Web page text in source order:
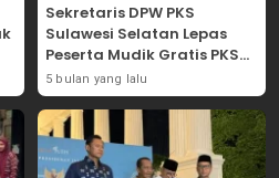
Sekretaris DPW PKS
Sulawesi Selatan Lepas
Peserta Mudik Gratis PKS
2026
5 bulan yang lalu